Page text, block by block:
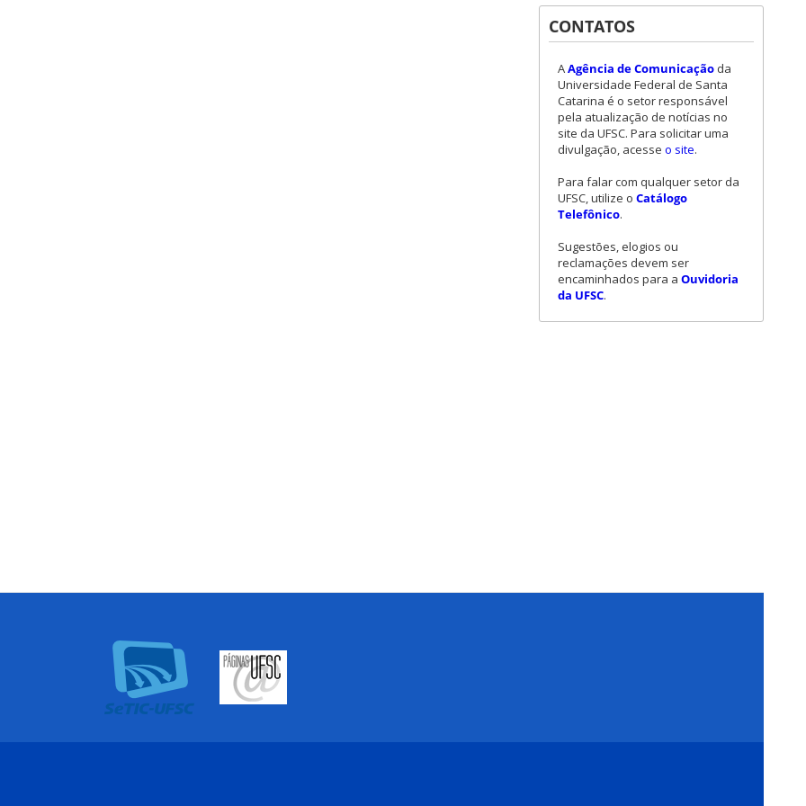
CONTATOS
AAgência de Comunicação da
Universidade Federal de Santa
Catarina é o setor responsável
pela atualização de notícias no
site da UFSC. Para solicitar uma
divulgação, acesse o site.
Para falar com qualquer setor da
UFSC, utilize o Catálogo
Telefônico.
Sugestões, elogios ou
reclamações devem ser
encaminhados para a Ouvidoria
da UFSC.